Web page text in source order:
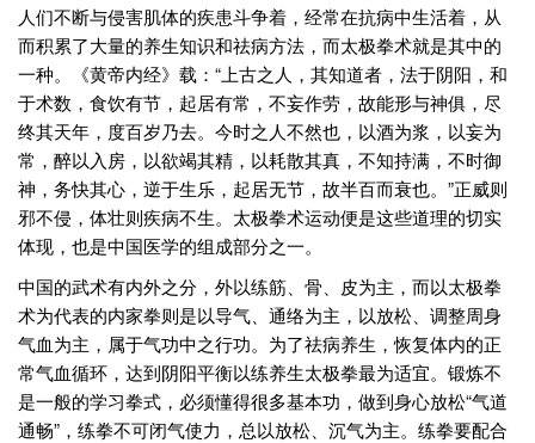
人们不断与侵害肌体的疾患斗争着，经常在抗病中生活着，从
而积累了大量的养生知识和祛病方法，而太极拳术就是其中的
一种。《黄帝内经》载：“上古之人，其知道者，法于阴阳，和
于术数，食饮有节，起居有常，不妄作劳，故能形与神俱，尽
终其天年，度百岁乃去。今时之人不然也，以酒为浆，以妄为
常，醉以入房，以欲竭其精，以耗散其真，不知持满，不时御
神，务快其心，逆于生乐，起居无节，故半百而衰也。”正威则
邪不侵，体壮则疾病不生。太极拳术运动便是这些道理的切实
体现，也是中国医学的组成部分之一。
中国的武术有内外之分，外以练筋、骨、皮为主，而以太极拳
术为代表的内家拳则是以导气、通络为主，以放松、调整周身
气血为主，属于气功中之行功。为了祛病养生，恢复体内的正
常气血循环，达到阴阳平衡以练养生太极拳最为适宜。锻炼不
是一般的学习拳式，必须懂得很多基本功，做到身心放松“气道
通畅”，练拳不可闭气使力，总以放松、沉气为主。练拳要配合